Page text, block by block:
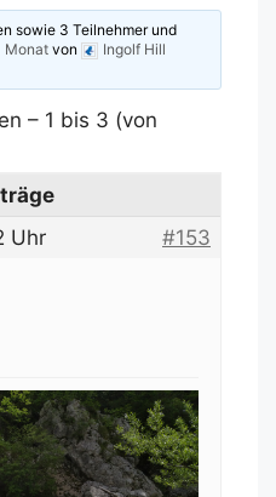
sowie 3 Teilnehmer und
Monat von
Ingolf Hill
– 1 bis 3 (von
Uhr
#153